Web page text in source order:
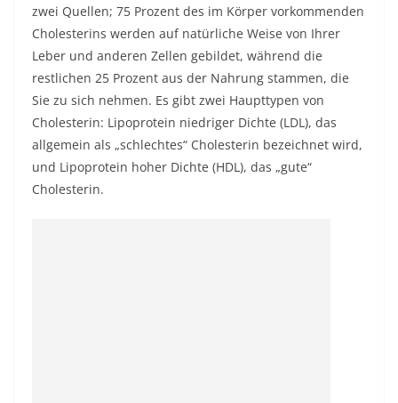
zwei Quellen; 75 Prozent des im Körper vorkommenden
Cholesterins werden auf natürliche Weise von Ihrer
Leber und anderen Zellen gebildet, während die
restlichen 25 Prozent aus der Nahrung stammen, die
Sie zu sich nehmen. Es gibt zwei Haupttypen von
Cholesterin: Lipoprotein niedriger Dichte (LDL), das
allgemein als „schlechtes“ Cholesterin bezeichnet wird,
und Lipoprotein hoher Dichte (HDL), das „gute“
Cholesterin.